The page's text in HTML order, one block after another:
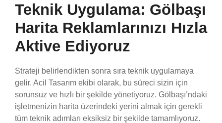
Teknik Uygulama: Gölbaşı
Harita Reklamlarınızı Hızla
Aktive Ediyoruz
Strateji belirlendikten sonra sıra teknik uygulamaya
gelir. Acil Tasarım ekibi olarak, bu süreci sizin için
sorunsuz ve hızlı bir şekilde yönetiyoruz. Gölbaşı’ndaki
işletmenizin harita üzerindeki yerini almak için gerekli
tüm teknik adımları eksiksiz bir şekilde tamamlıyoruz.